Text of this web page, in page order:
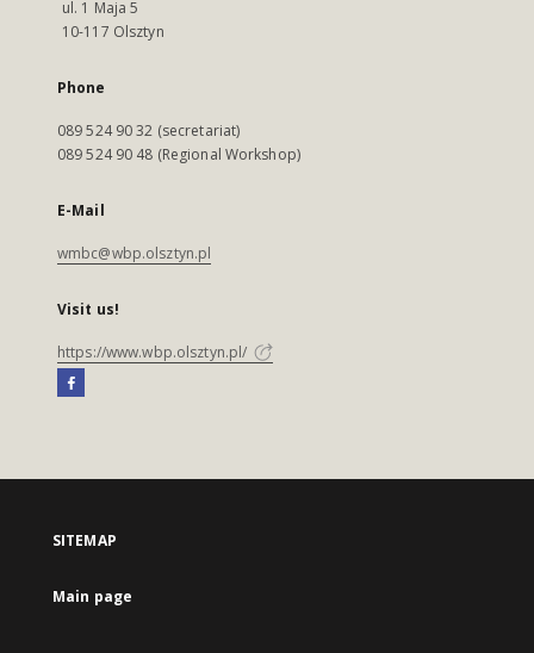
ul. 1 Maja 5
10-117 Olsztyn
Phone
089 524 90 32 (secretariat)
089 524 90 48 (Regional Workshop)
E-Mail
wmbc@wbp.olsztyn.pl
Visit us!
https://www.wbp.olsztyn.pl/
SITEMAP
Main page